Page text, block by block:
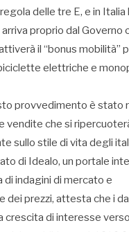
delle tre E, e in Italia
proprio dal Governo
il “bonus mobilità”
elettriche e
provvedimento è stato
vendite che si
sullo stile di vita degli
di Idealo, un portale
di indagini di mercato e
dei prezzi, attesta che i
crescita di interesse